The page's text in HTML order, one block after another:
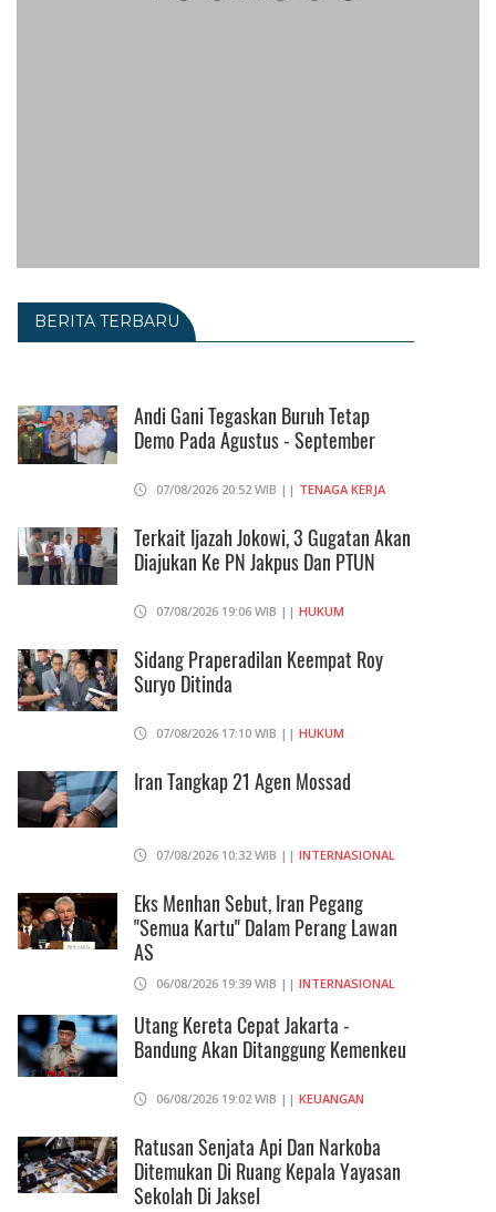
BERITA TERBARU
Andi Gani Tegaskan Buruh Tetap
Demo Pada Agustus - September
07/08/2026 20:52 WIB || TENAGA KERJA
Terkait Ijazah Jokowi, 3 Gugatan Akan
Diajukan Ke PN Jakpus Dan PTUN
07/08/2026 19:06 WIB || HUKUM
Sidang Praperadilan Keempat Roy
Suryo Ditinda
07/08/2026 17:10 WIB || HUKUM
Iran Tangkap 21 Agen Mossad
07/08/2026 10:32 WIB || INTERNASIONAL
Eks Menhan Sebut, Iran Pegang
"Semua Kartu" Dalam Perang Lawan
AS
06/08/2026 19:39 WIB || INTERNASIONAL
Utang Kereta Cepat Jakarta -
Bandung Akan Ditanggung Kemenkeu
06/08/2026 19:02 WIB || KEUANGAN
Ratusan Senjata Api Dan Narkoba
Ditemukan Di Ruang Kepala Yayasan
Sekolah Di Jaksel